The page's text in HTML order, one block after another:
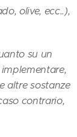
olive, ecc..),
su un
altre sostanze
contrario,